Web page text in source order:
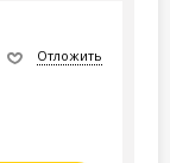
Отложить